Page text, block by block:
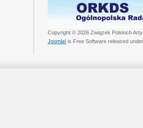
Copyright © 2026 Związek Polskich
Joomla! is Free Software released